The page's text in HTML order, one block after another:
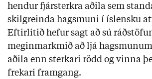
hendur fjársterkra aðila sem
skilgreinda hagsmuni í íslensku
Eftirlitið hefur sagt að sú
meginmarkmið að ljá
aðila enn sterkari rödd og vinna
frekari framgang.